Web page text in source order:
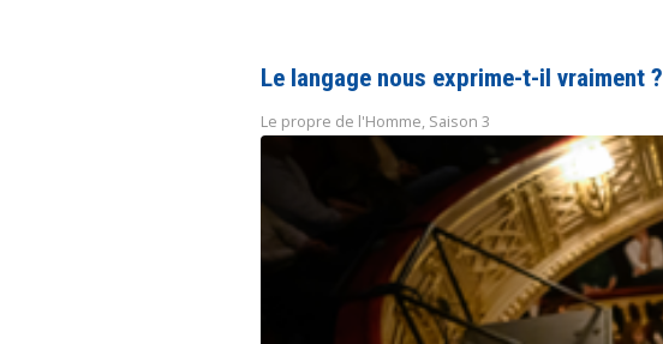
Le langage nous exprime-t-il vraiment ?
Le propre de l'Homme, Saison 3